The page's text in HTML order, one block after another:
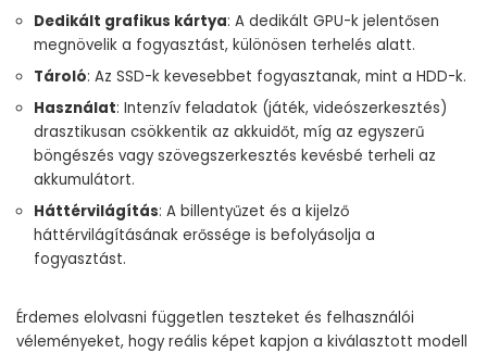
Dedikált grafikus kártya: A dedikált GPU-k jelentősen
megnövelik a fogyasztást, különösen terhelés alatt.
Tároló: Az SSD-k kevesebbet fogyasztanak, mint a HDD-k.
Használat: Intenzív feladatok (játék, videószerkesztés)
drasztikusan csökkentik az akkuidőt, míg az egyszerű
böngészés vagy szövegszerkesztés kevésbé terheli az
akkumulátort.
Háttérvilágítás: A billentyűzet és a kijelző
háttérvilágításának erőssége is befolyásolja a
fogyasztást.
Érdemes elolvasni független teszteket és felhasználói
véleményeket, hogy reális képet kapjon a kiválasztott modell